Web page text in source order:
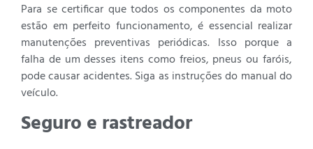
Para se certificar que todos os componentes da moto
estão em perfeito funcionamento, é essencial realizar
manutenções preventivas periódicas. Isso porque a
falha de um desses itens como freios, pneus ou faróis,
pode causar acidentes. Siga as instruções do manual do
veículo.
Seguro e rastreador